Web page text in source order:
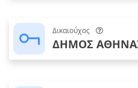
Δικαιούχος
ΔΗΜΟΣ